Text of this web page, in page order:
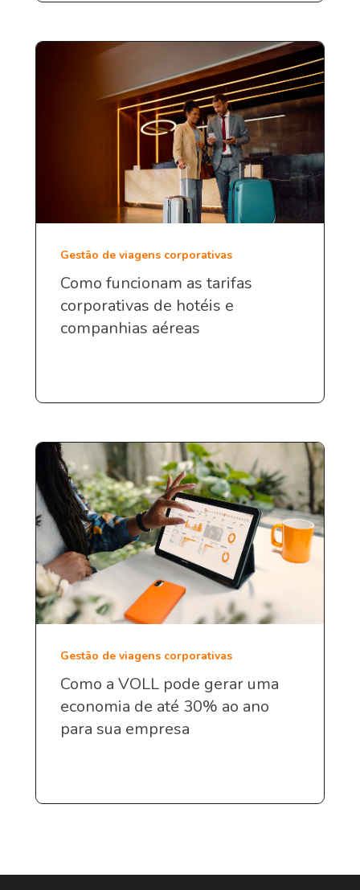
Gestão de viagens corporativas
Como funcionam as tarifas
corporativas de hotéis e
companhias aéreas
Gestão de viagens corporativas
Como a VOLL pode gerar uma
economia de até 30% ao ano
para sua empresa